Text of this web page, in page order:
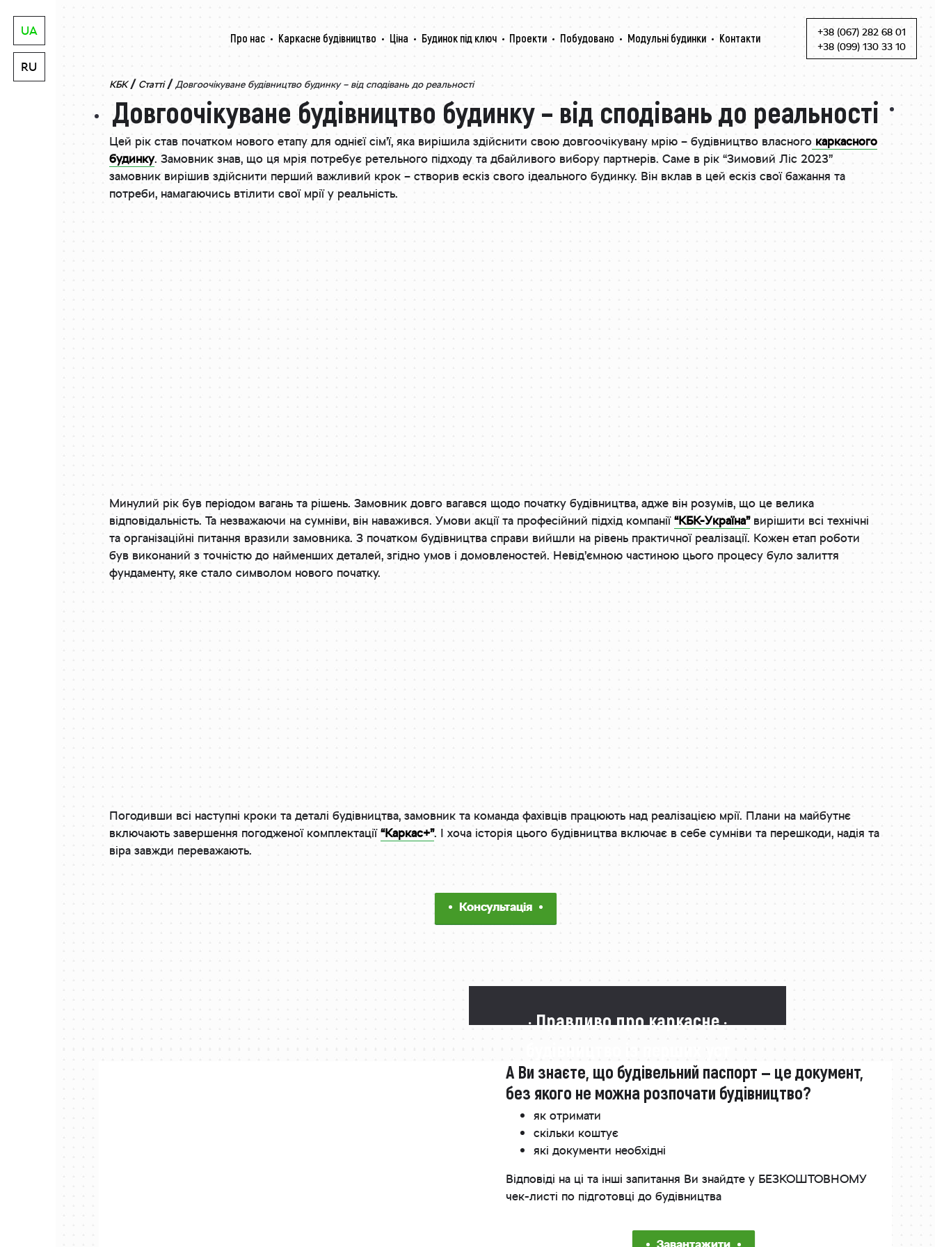
UA
RU
Про нас Каркасне будівництво Ціна Будинок під ключ Проекти Побудовано Модульні будинки Контакти Skip to content
+38 (067) 282 68 01
+38 (099) 130 33 10
КБК / Статті / Довгоочікуване будівництво будинку – від сподівань до реальності
Довгоочікуване будівництво будинку – від сподівань до реальності
Цей рік став початком нового етапу для однієї сім’ї, яка вирішила здійснити свою довгоочікувану мрію – будівництво власного каркасного
будинку. Замовник знав, що ця мрія потребує ретельного підходу та дбайливого вибору партнерів. Саме в рік “Зимовий Ліс 2023”
замовник вирішив здійснити перший важливий крок – створив ескіз свого ідеального будинку. Він вклав в цей ескіз свої бажання та
потреби, намагаючись втілити свої мрії у реальність.
Минулий рік був періодом вагань та рішень. Замовник довго вагався щодо початку будівництва, адже він розумів, що це велика
відповідальність. Та незважаючи на сумніви, він наважився. Умови акції та професійний підхід компанії“КБК-Україна”вирішити всі технічні
та організаційні питання вразили замовника. З початком будівництва справи вийшли на рівень практичної реалізації. Кожен етап роботи
був виконаний з точністю до найменших деталей, згідно умов і домовленостей. Невід’ємною частиною цього процесу було залиття
фундаменту, яке стало символом нового початку.
Погодивши всі наступні кроки та деталі будівництва, замовник та команда фахівців працюють над реалізацією мрії. Плани на майбутнє
включають завершення погодженої комплектації“Каркас+”. І хоча історія цього будівництва включає в себе сумніви та перешкоди, надія та
віра завжди переважають.
Консультація
· Правдиво про каркасне ·
А Ви знаєте, що будівельний паспорт — це документ,
без якого не можна розпочати будівництво?
як отримати
скільки коштує
які документи необхідні
Відповіді на ці та інші запитання Ви знайдте у БЕЗКОШТОВНОМУ
чек-листі по підготовці до будівництва